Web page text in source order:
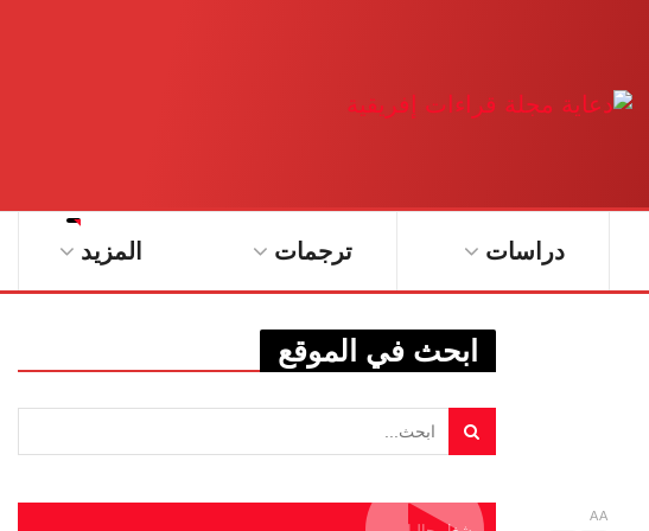
دراسات ترجمات المزيد
AA
ابحث في الموقع